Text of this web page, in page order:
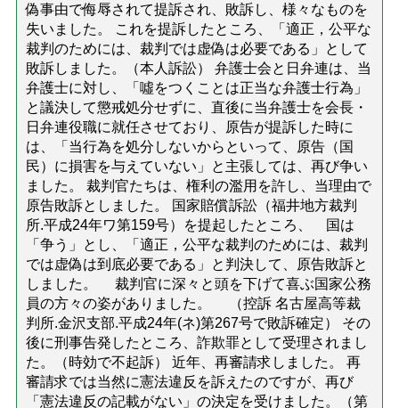
偽事由で侮辱されて提訴され、敗訴し、様々なものを
失いました。 これを提訴したところ、「適正，公平な
裁判のためには、裁判では虚偽は必要である」として
敗訴しました。（本人訴訟） 弁護士会と日弁連は、当
弁護士に対し、「噓をつくことは正当な弁護士行為」
と議決して懲戒処分せずに、直後に当弁護士を会長・
日弁連役職に就任させており、原告が提訴した時に
は、「当行為を処分しないからといって、原告（国
民）に損害を与えていない」と主張しては、再び争い
ました。 裁判官たちは、権利の濫用を許し、当理由で
原告敗訴としました。 国家賠償訴訟（福井地方裁判
所.平成24年ワ第159号）を提起したところ、 国は
「争う」とし、「適正，公平な裁判のためには、裁判
では虚偽は到底必要である」と判決して、原告敗訴と
しました。 裁判官に深々と頭を下げて喜ぶ国家公務
員の方々の姿がありました。 （控訴 名古屋高等裁
判所.金沢支部.平成24年(ネ)第267号で敗訴確定） その
後に刑事告発したところ、詐欺罪として受理されまし
た。（時効で不起訴） 近年、再審請求しました。 再
審請求では当然に憲法違反を訴えたのですが、再び
「憲法違反の記載がない」の決定を受けました。（第